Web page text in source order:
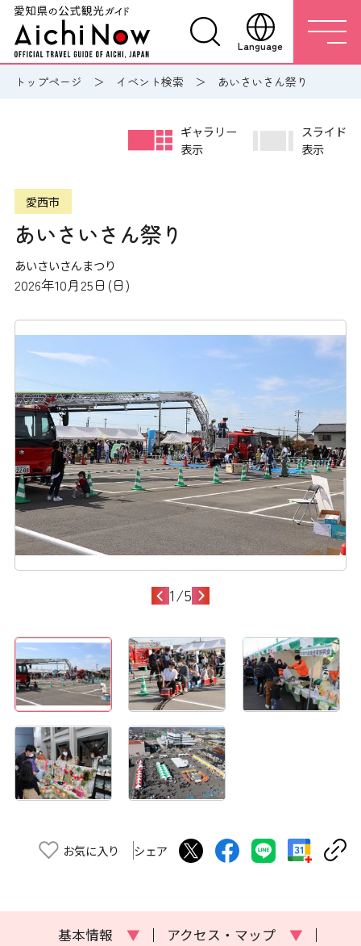
Language
トップページ イベント検索 あいさいさん祭り
愛西市
あいさいさん祭り
あいさいさんまつり
2026年10月25日(日)
ギャラリー
表示
スライド
表示
1/5
お気に入り シェア
基本情報 ▼ アクセス・マップ
▼